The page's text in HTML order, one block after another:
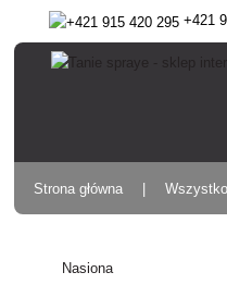
+421
Strona główna
Nasiona